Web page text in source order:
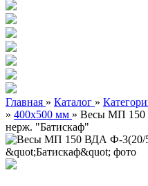
Главная » Каталог »
» 400х500 мм » Весы МП 150
нерж. "Батискаф"